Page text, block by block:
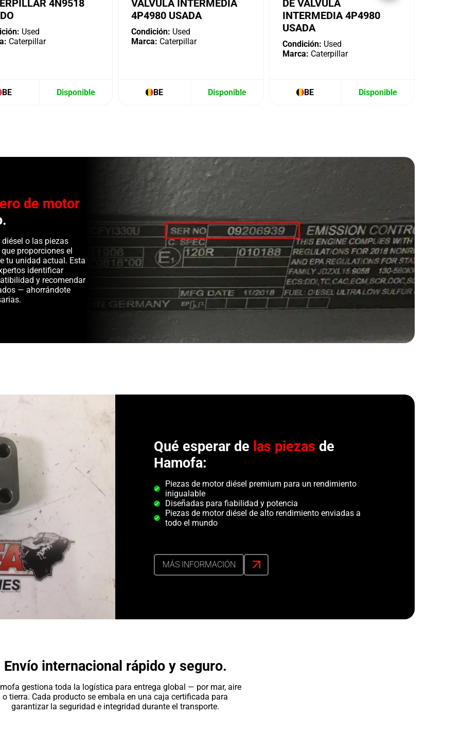
4N9518
Used
Caterpillar
BE Disponible
VÁLVULA INTERMEDIA
4P4980 USADA
Condición: Used
Marca: Caterpillar
BE Disponible
DE VÁLVULA
INTERMEDIA 4P4980
USADA
Condición: Used
Marca: Caterpillar
BE Disponible
de motor
o las piezas
proporciones el
tu unidad actual. Esta
identificar
y recomendar
— ahorrándote
Qué esperar de las piezas de
Hamofa:
Piezas de motor diésel premium para un rendimiento
inigualable
Diseñadas para fiabilidad y potencia
Piezas de motor diésel de alto rendimiento enviadas a
todo el mundo
MÁS INFORMACIÓN
Envío internacional rápido y seguro.
gestiona toda la logística para entrega global — por mar, aire
o tierra. Cada producto se embala en una caja certificada para
garantizar la seguridad e integridad durante el transporte.